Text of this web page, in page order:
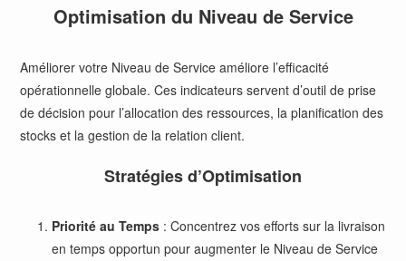
Optimisation du Niveau de Service
Améliorer votre Niveau de Service améliore l’efficacité
opérationnelle globale. Ces indicateurs servent d’outil de prise
de décision pour l’allocation des ressources, la planification des
stocks et la gestion de la relation client.
Stratégies d’Optimisation
Priorité au Temps : Concentrez vos efforts sur la livraison
en temps opportun pour augmenter le Niveau de Service